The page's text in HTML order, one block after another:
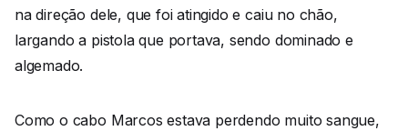
na direção dele, que foi atingido e caiu no chão,
largando a pistola que portava, sendo dominado e
algemado.
Como o cabo Marcos estava perdendo muito sangue,